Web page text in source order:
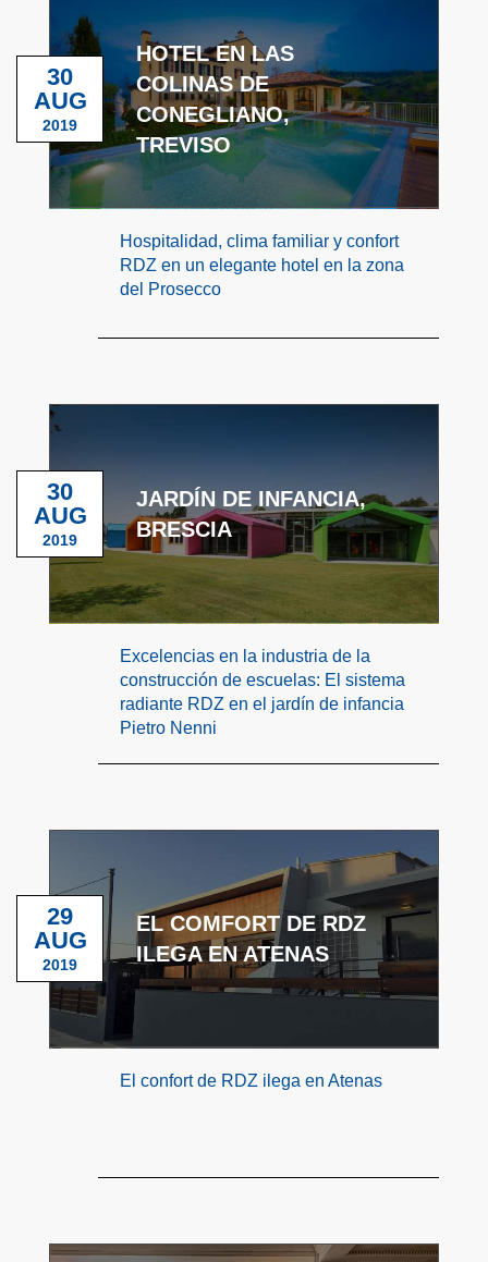
HOTEL EN LAS
COLINAS DE
CONEGLIANO,
TREVISO
30
AUG
2019
Hospitalidad, clima familiar y confort
RDZ en un elegante hotel en la zona
del Prosecco
JARDÍN DE INFANCIA,
BRESCIA
30
AUG
2019
Excelencias en la industria de la
construcción de escuelas: El sistema
radiante RDZ en el jardín de infancia
Pietro Nenni
EL COMFORT DE RDZ
ILEGA EN ATENAS
29
AUG
2019
El confort de RDZ ilega en Atenas